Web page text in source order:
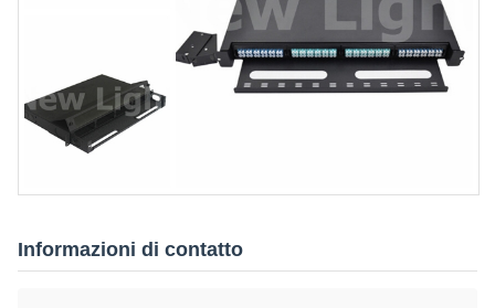
Informazioni di contatto